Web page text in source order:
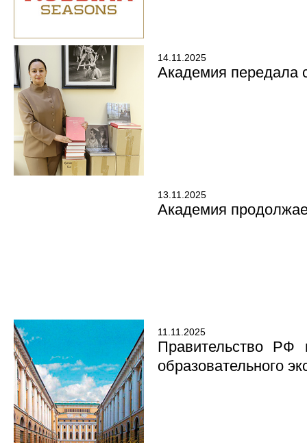
14.11.2025
Академия передала
13.11.2025
Академия
11.11.2025
Правительство РФ
образовательного